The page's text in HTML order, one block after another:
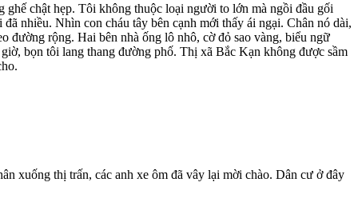
chật hẹp. Tôi không thuộc loại người to lớn mà ngồi đầu gối
nhiều. Nhìn con cháu tây bên cạnh mới thấy ái ngại. Chân nó dài,
đường rộng. Hai bên nhà ống lô nhô, cờ đỏ sao vàng, biểu ngữ
bọn tôi lang thang đường phố. Thị xã Bắc Kạn không được sầm
xuống thị trấn, các anh xe ôm đã vây lại mời chào. Dân cư ở đây